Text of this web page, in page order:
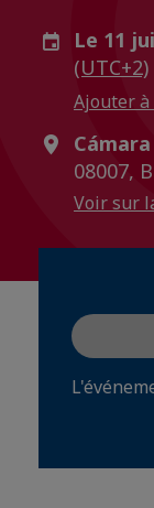
Le 11
(UTC+2)
Ajouter à
08007,
Voir sur